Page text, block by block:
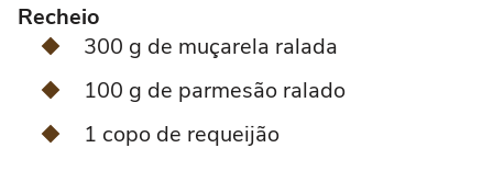
Recheio
300 g de muçarela ralada
100 g de parmesão ralado
1 copo de requeijão